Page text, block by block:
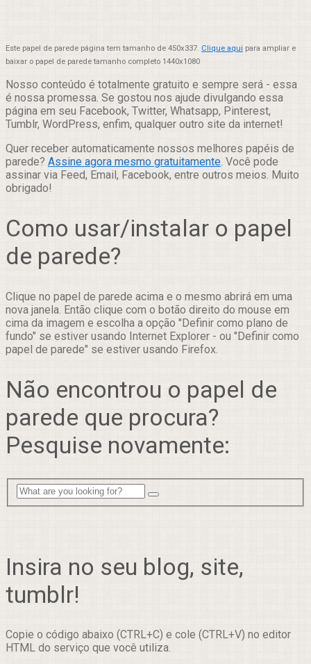
Este papel de parede página tem tamanho de 450x337. Clique aqui para ampliar e
baixar o papel de parede tamanho completo 1440x1080
Nosso conteúdo é totalmente gratuito e sempre será - essa
é nossa promessa. Se gostou nos ajude divulgando essa
página em seu Facebook, Twitter, Whatsapp, Pinterest,
Tumblr, WordPress, enfim, qualquer outro site da internet!
Quer receber automaticamente nossos melhores papéis de
parede? Assine agora mesmo gratuitamente. Você pode
assinar via Feed, Email, Facebook, entre outros meios. Muito
obrigado!
Como usar/instalar o papel
de parede?
Clique no papel de parede acima e o mesmo abrirá em uma
nova janela. Então clique com o botão direito do mouse em
cima da imagem e escolha a opção "Definir como plano de
fundo" se estiver usando Internet Explorer - ou "Definir como
papel de parede" se estiver usando Firefox.
Não encontrou o papel de
parede que procura?
Pesquise novamente:
Insira no seu blog, site,
tumblr!
Copie o código abaixo (CTRL+C) e cole (CTRL+V) no editor
HTML do serviço que você utiliza.